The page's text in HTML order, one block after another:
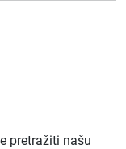
pretražiti našu